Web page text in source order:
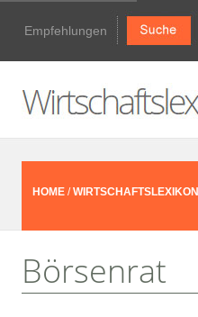
Empfehlungen
HOME /WIRTSCHAFTSLEXIKON
Börsenrat